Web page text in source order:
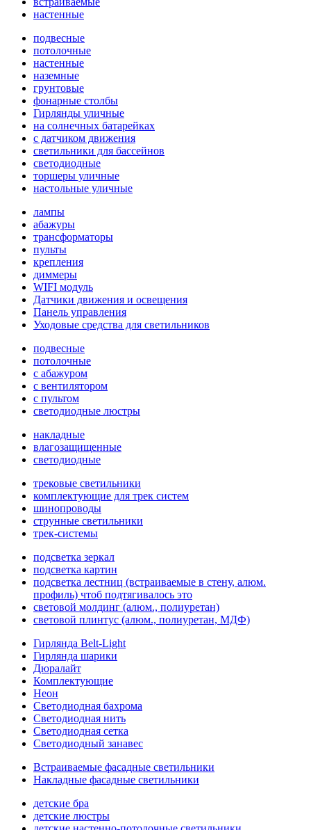
настенные
подвесные
потолочные
настенные
наземные
грунтовые
фонарные столбы
Гирлянды уличные
на солнечных батарейках
с датчиком движения
светильники для бассейнов
светодиодные
торшеры уличные
настольные уличные
лампы
абажуры
трансформаторы
пульты
крепления
диммеры
WIFI модуль
Датчики движения и освещения
Панель управления
Уходовые средства для светильников
подвесные
потолочные
с абажуром
с вентилятором
с пультом
светодиодные люстры
накладные
влагозащищенные
светодиодные
трековые светильники
комплектующие для трек систем
шинопроводы
струнные светильники
трек-системы
подсветка зеркал
подсветка картин
подсветка лестниц (встраиваемые в стену, алюм.
профиль) чтоб подтягивалось это
световой молдинг (алюм., полиуретан)
световой плинтус (алюм., полиуретан, МДФ)
Гирлянда Belt-Light
Гирлянда шарики
Дюралайт
Комплектующие
Неон
Светодиодная бахрома
Светодиодная нить
Светодиодная сетка
Светодиодный занавес
Встраиваемые фасадные светильники
Накладные фасадные светильники
детские бра
детские люстры